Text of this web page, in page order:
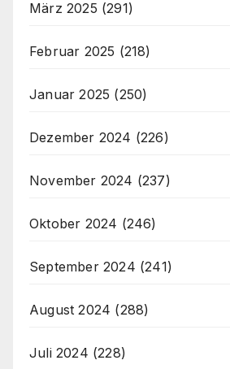
März 2025 (291)
Februar 2025 (218)
Januar 2025 (250)
Dezember 2024 (226)
November 2024 (237)
Oktober 2024 (246)
September 2024 (241)
August 2024 (288)
Juli 2024 (228)